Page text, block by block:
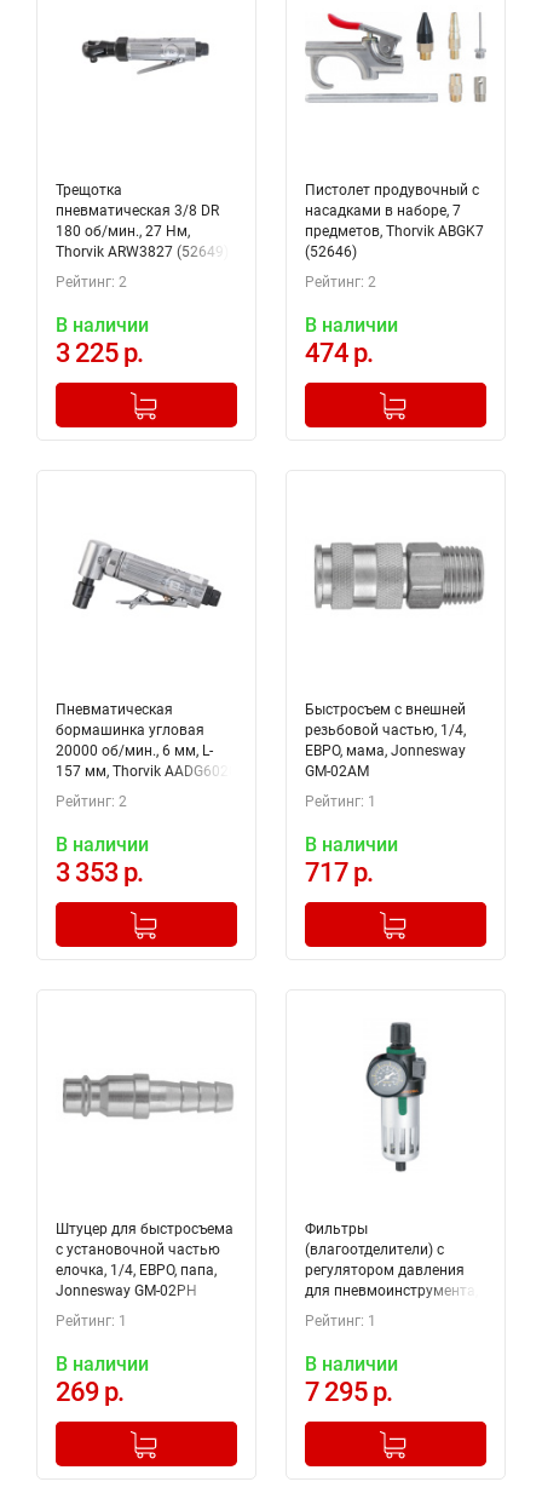
Трещотка
пневматическая 3/8 DR
180 об/мин., 27 Нм,
Thorvik ARW3827 (52649)
Рейтинг: 2
В наличии
3 225 р.
+
Добавлено в корзину
Пистолет продувочный с
насадками в наборе, 7
предметов, Thorvik ABGK7
(52646)
Рейтинг: 2
В наличии
474 р.
+
Добавлено в корзину
Пневматическая
бормашинка угловая
20000 об/мин., 6 мм, L-
157 мм, Thorvik AADG6020
Рейтинг: 2
В наличии
3 353 р.
+
Добавлено в корзину
Быстросъем с внешней
резьбовой частью, 1/4,
ЕВРО, мама, Jonnesway
GM-02AM
Рейтинг: 1
В наличии
717 р.
+
Добавлено в корзину
Штуцер для быстросъема
с установочной частью
елочка, 1/4, ЕВРО, папа,
Jonnesway GM-02PH
Рейтинг: 1
В наличии
269 р.
+
Добавлено в корзину
Фильтры
(влагоотделители) с
регулятором давления
для пневмоинструмента,
1/2, Jonnesway JAZ-0534
Рейтинг: 1
В наличии
7 295 р.
+
Добавлено в корзину